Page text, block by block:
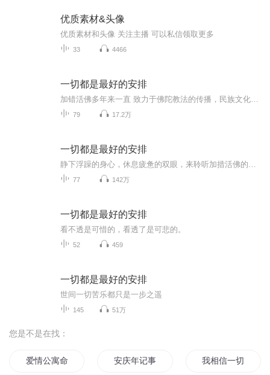
优质素材&头像
优质素材和头像 关注主播 可以私信领取更多
33 4466
一切都是最好的安排
79 17.2万
一切都是最好的安排
77 142万
一切都是最好的安排
看不透是可惜的，看透了是可悲的。
52 459
一切都是最好的安排
世间一切苦乐都只是一步之遥
145 51万
您是不是在找：
爱情公寓命运的安排 安庆年记事 我相信一切都是